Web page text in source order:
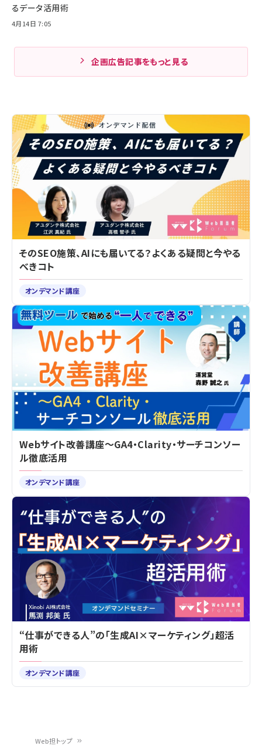
Web担トップ
るデータ活用術
4月14日 7:05
企画広告記事をもっと見る
そのSEO施策、AIにも届いてる？よくある疑問と今やる
べきコト
オンデマンド講座
Webサイト改善講座～GA4・Clarity・サーチコンソー
ル徹底活用
オンデマンド講座
“仕事ができる人”の「生成AI×マーケティング」超活
用術
オンデマンド講座